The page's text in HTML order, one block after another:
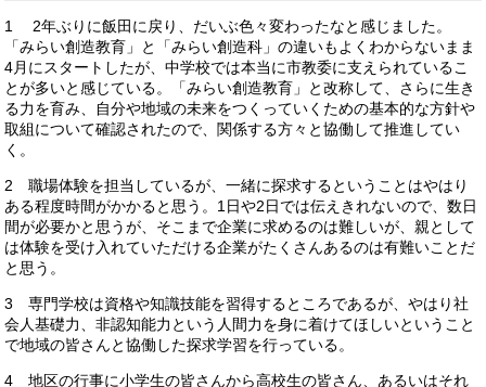
1 2年ぶりに飯田に戻り、だいぶ色々変わったなと感じました。
「みらい創造教育」と「みらい創造科」の違いもよくわからないまま
4月にスタートしたが、中学校では本当に市教委に支えられているこ
とが多いと感じている。「みらい創造教育」と改称して、さらに生き
る力を育み、自分や地域の未来をつくっていくための基本的な方針や
取組について確認されたので、関係する方々と協働して推進してい
く。
2 職場体験を担当しているが、一緒に探求するということはやはり
ある程度時間がかかると思う。1日や2日では伝えきれないので、数日
間が必要かと思うが、そこまで企業に求めるのは難しいが、親として
は体験を受け入れていただける企業がたくさんあるのは有難いことだ
と思う。
3 専門学校は資格や知識技能を習得するところであるが、やはり社
会人基礎力、非認知能力という人間力を身に着けてほしいということ
で地域の皆さんと協働した探求学習を行っている。
4 地区の行事に小学生の皆さんから高校生の皆さん、あるいはそれ